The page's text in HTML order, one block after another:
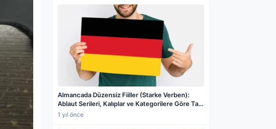
Almancada Düzensiz Fiiller (Starke Verben):
Ablaut Serileri, Kalıplar ve Kategorilere Göre Tam
Liste
1 yıl önce